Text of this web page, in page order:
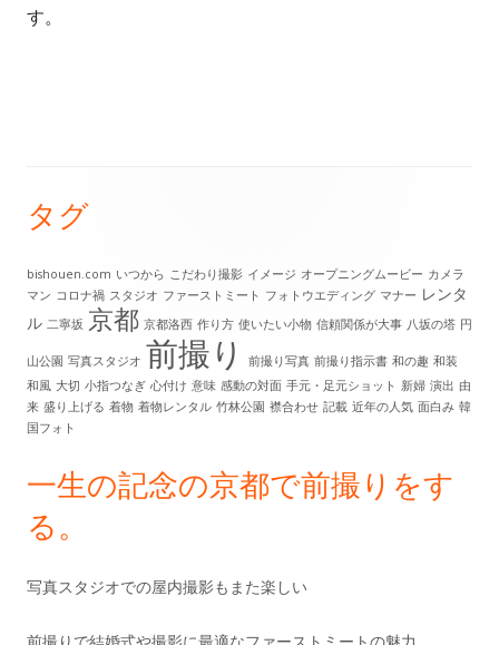
す。
メ
イ
ン
サ
イ
ー
タグ
bishouen.com いつから こだわり撮影 イメージ オープニングムービー カメラ
マン コロナ禍 スタジオ ファーストミート フォトウエディング マナー レンタ
ル 二寧坂 京都 京都洛西 作り方 使いたい小物 信頼関係が大事 八坂の塔 円
山公園 写真スタジオ 前撮り 前撮り写真 前撮り指示書 和の趣 和装
和風 大切 小指つなぎ 心付け 意味 感動の対面 手元・足元ショット 新婦 演出 由
来 盛り上げる 着物 着物レンタル 竹林公園 襟合わせ 記載 近年の人気 面白み 韓
国フォト
一生の記念の京都で前撮りをす
る。
写真スタジオでの屋内撮影もまた楽しい